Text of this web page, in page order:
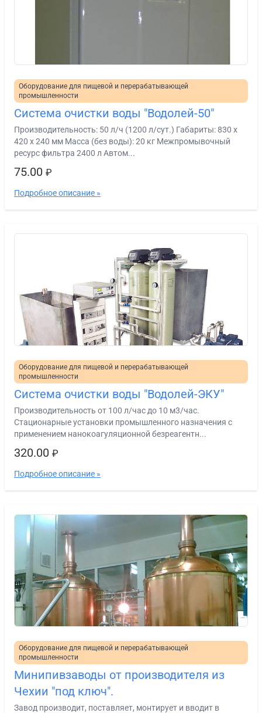
Оборудование для пищевой и перерабатывающей
промышленности
Система очистки воды "Водолей-50"
Производительность: 50 л/ч (1200 л/сут.) Габариты: 830 х
420 х 240 мм Масса (без воды): 20 кг Межпромывочный
ресурс фильтра 2400 л Автом...
75.00 ₽
Подробное описание »
Оборудование для пищевой и перерабатывающей
промышленности
Система очистки воды "Водолей-ЭКУ"
Производительность от 100 л/час до 10 м3/час.
Стационарные установки промышленного назначения с
применением нанокоагуляционной безреагентн...
320.00 ₽
Подробное описание »
Оборудование для пищевой и перерабатывающей
промышленности
Минипивзаводы от производителя из
Чехии "под ключ".
Завод производит, поставляет, монтирует и вводит в